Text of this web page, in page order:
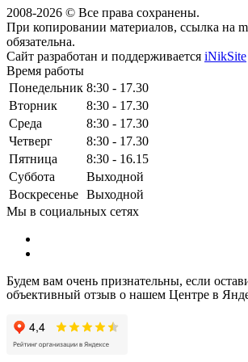
2008-2026 © Все права сохранены.
При копировании материалов, ссылка на
обязательна.
Сайт разработан и поддерживается iNikSite
Время работы
Понедельник 8:30 - 17.30
Вторник
8:30 - 17.30
Среда
8:30 - 17.30
Четверг
8:30 - 17.30
Пятница
8:30 - 16.15
Суббота
Выходной
Воскресенье Выходной
Мы в социальных сетях
Будем вам очень признательны, если
объективный отзыв о нашем Центре в